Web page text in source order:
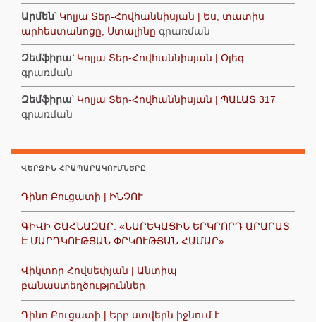
Արմեն՝ Կոլյա Տեր-Հովհաննիսյան | Ես, տատիս
արհեստանոցը, Ստալինը գրառման
Զեմֆիրա՝ Կոլյա Տեր-Հովհաննիսյան | Օլեգ
գրառման
Զեմֆիրա՝ Կոլյա Տեր-Հովհաննիսյան | ՊԱԼԱՏ 317
գրառման
ՎԵՐՋԻՆ ՀՐԱՊԱՐԱԿՈՒՄՆԵՐԸ
Դինո Բուցատի | ԻՆՉՈՒ
ԳԻՎԻ ՇԱՀՆԱԶԱՐ. «ՆԱՐԵԿԱՑԻՆ ԵՐԿՐՈՐԴ ԱՐԱՐԱՏ
Է ՄԱՐԴԿՈՒԹՅԱՆ ՓՐԿՈՒԹՅԱՆ ՀԱՄԱՐ»
Վիկտոր Հովսեփյան | Անտիպ
բանաստեղծություններ
Դինո Բուցատի | Երբ ստվերն իջնում է